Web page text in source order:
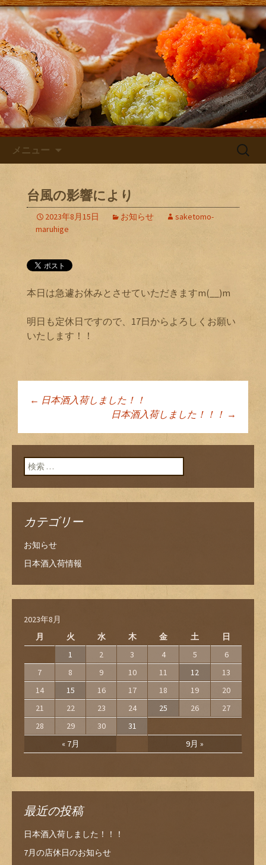
さけともまるひげブログ
大阪・庄内にある居酒屋「さけともま
るひげ」の店主が主に日本酒のン入荷
やお店のお知らせを発信するブログで
す！
メニュー
検
台風の影響により
2023年8月15日 お知らせ
saketomo-
maruhige
本日は急遽お休みとさせていただきますm(__)m
明日も定休日ですので、17日からよろしくお願い
いたします！！
投稿ナビゲーショ
ン
← 日本酒入荷しました！！
日本酒入荷しました！！！ →
検索:
カテゴリー
お知らせ
日本酒入荷情報
2023年8月
月
火 水 木 金 土 日
« 7月 9月 »
1 2 3 4 5
6
7
8 9 10 11 12
13
14
15 16 17 18 19
20
21
22 23 24 25 26
27
28
29 30 31
最近の投稿
日本酒入荷しました！！！
7月の店休日のお知らせ